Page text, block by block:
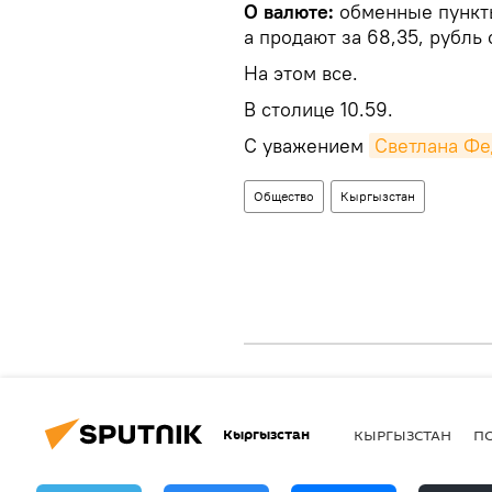
О валюте: обменные
а продают за 68,35, рубль
На этом все.
В столице 10.59.
С уважением Светлана
Общество Кыргызстан
Кыргызстан КЫРГЫЗСТАН